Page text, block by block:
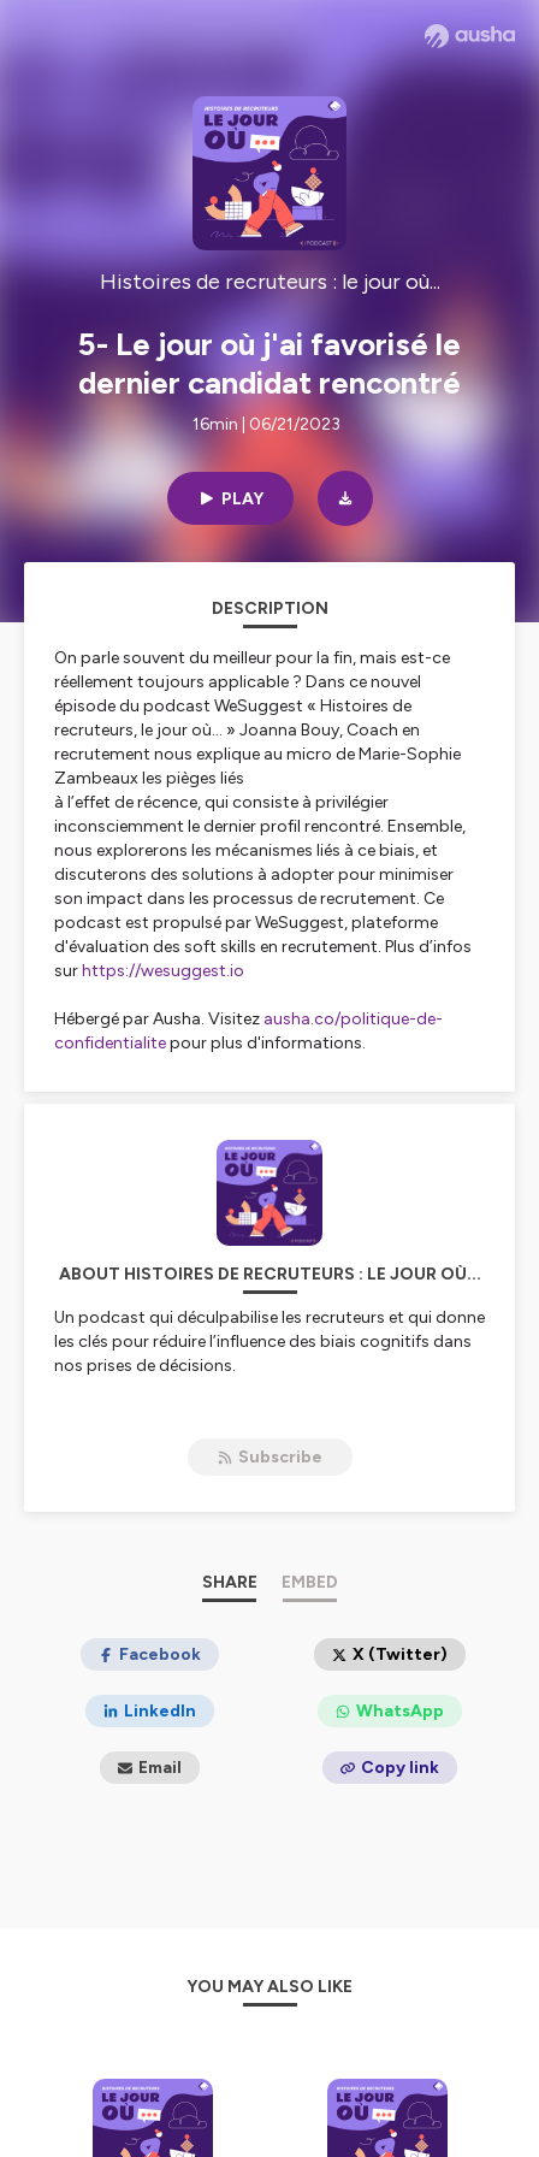
Histoires de recruteurs : le jour où...
5- Le jour où j'ai favorisé le
dernier candidat rencontré
16min | 06/21/2023
PLAY
DESCRIPTION
On parle souvent du meilleur pour la fin, mais est-ce
réellement toujours applicable ? Dans ce nouvel
épisode du podcast WeSuggest « Histoires de
recruteurs, le jour où… » Joanna Bouy, Coach en
recrutement nous explique au micro de Marie-Sophie
Zambeaux les pièges liés
à l’effet de récence, qui consiste à privilégier
inconsciemment le dernier profil rencontré. Ensemble,
nous explorerons les mécanismes liés à ce biais, et
discuterons des solutions à adopter pour minimiser
son impact dans les processus de recrutement. Ce
podcast est propulsé par WeSuggest, plateforme
d'évaluation des soft skills en recrutement. Plus d’infos
surhttps://wesuggest.io
Hébergé par Ausha. Visitez ausha.co/politique-de-
confidentialitepour plus d'informations.
ABOUT HISTOIRES DE RECRUTEURS : LE JOUR OÙ...
Un podcast qui déculpabilise les recruteurs et qui donne
les clés pour réduire l’influence des biais cognitifs dans
nos prises de décisions.
perturber votre jugement, votre perception ou bien
adopter pour rendre vos process plus objectifs ?
jour où… », 10 professionnels du recrutement passent à
Zambeaux, éditorialiste RH, et nous partagent leurs
anecdotes et conseils pour réduire l’influence des biais
laisser des étoiles et des
commentaires. ⭐⭐
Subscribe
SHARE EMBED
Facebook X (Twitter)
LinkedIn WhatsApp
Email Copy link
YOU MAY ALSO LIKE